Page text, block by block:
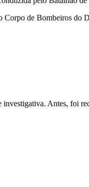
Corpo de Bombeiros do
Antes, foi